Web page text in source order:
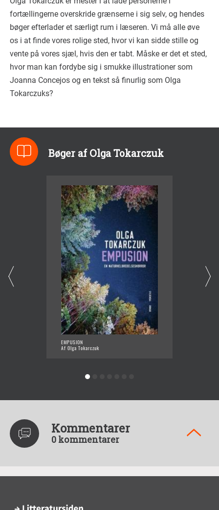
fortællingerne overskride grænserne i sig selv, og hendes
bøger efterlader et særligt rum i læseren. Vi må alle øve
os i at finde vores rolige sted, hvor vi kan sidde stille og
vente på vores sjæl, hvis den er tabt. Måske er det et sted,
hvor man kan fordybe sig i smukke illustrationer som
Joanna Concejos og en tekst så finurlig som Olga
Tokarczuks?
Bøger af Olga Tokarczuk
EMPUSION
Af Olga Tokarczuk
Kommentarer
0 kommentarer